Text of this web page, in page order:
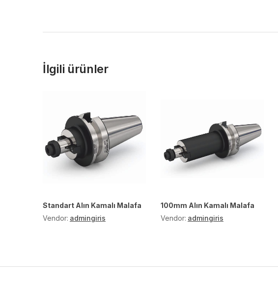
İlgili ürünler
Standart Alın Kamalı Malafa
Vendor: admingiris
100mm Alın Kamalı Malafa
Vendor: admingiris